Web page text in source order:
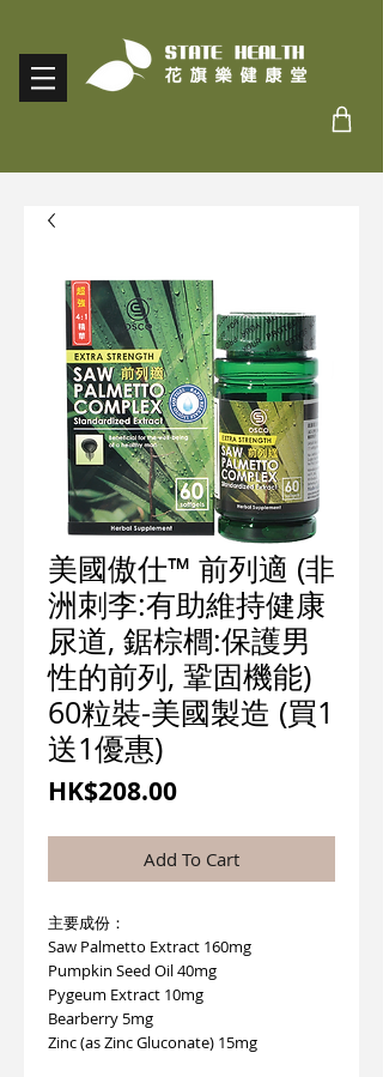
美國傲仕™ 前列適 (非
洲刺李:有助維持健康
尿道, 鋸棕櫚:保護男
性的前列, 鞏固機能)
60粒裝-美國製造 (買1
送1優惠)
HK$208.00價
Add To Cart
主要成份：
Saw Palmetto Extract 160mg
Pumpkin Seed Oil 40mg
Pygeum Extract 10mg
Bearberry 5mg
Zinc (as Zinc Gluconate) 15mg